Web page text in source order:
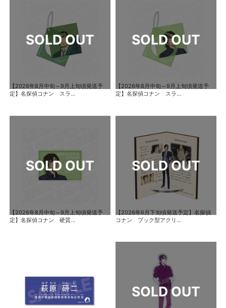
【2026年8月中旬～9月上旬頃発送予
定】名探偵コナン スラ...
【2026年8月中旬～9月上旬頃発送予
定】名探偵コナン スラ...
【2026年8月中旬～9月上旬頃発送予
定】名探偵コナン 硬質...
【2026年6月下旬頃発送予定】名探偵
コナン ブック型アクリ...